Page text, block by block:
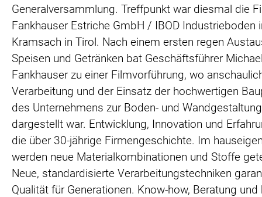
Generalversammlung. Treffpunkt war diesmal die
Fankhauser Estriche GmbH / IBOD Industrieboden
Kramsach in Tirol. Nach einem ersten regen
Speisen und Getränken bat Geschäftsführer
Fankhauser zu einer Filmvorführung, wo
Verarbeitung und der Einsatz der hochwertigen
des Unternehmens zur Boden- und Wandgestaltung
dargestellt war. Entwicklung, Innovation und
die über 30-jährige Firmengeschichte. Im
werden neue Materialkombinationen und Stoffe
Neue, standardisierte Verarbeitungstechniken
Qualität für Generationen. Know-how, Beratung